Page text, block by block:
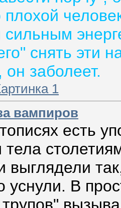
плохой
сильным
снять эти
он заболеет.
1
вампиров
есть
выглядели
уснули. В